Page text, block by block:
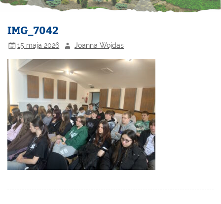
IMG_7042
15 maja 2026 Joanna Wojdas